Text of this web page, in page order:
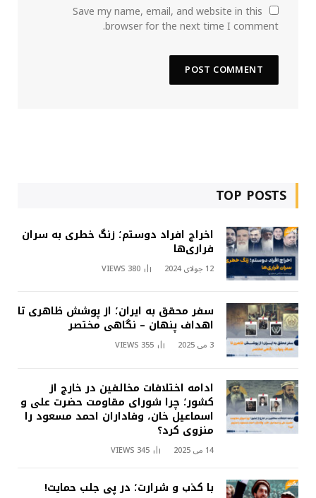
Save my name, email, and website in this
browser for the next time I comment.
TOP POSTS
اخراج افراد دوستم؛ زنگ خطری به سران
فراری‌ها
12 جولای 2024 380
VIEWS
سفر محقق به ایران؛ از پوشش ظاهری تا
اهداف پنهان – نگاهی مختصر
3 می 2025 355
VIEWS
ادامه اختلافات مخالفین در خارج از
کشور؛ چرا شورای مقاومت حضرت علی و
اسماعیل خان، وفاداران احمد مسعود را
منزوی کرد؟
14 می 2025 345
VIEWS
با کذب و شرارت؛ در پی جلب حمایت!